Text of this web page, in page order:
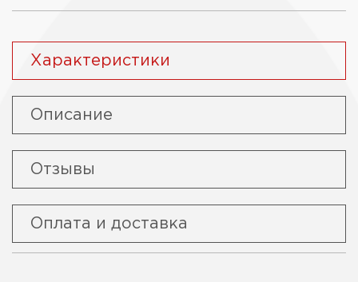
Характеристики
Описание
Отзывы
Оплата и доставка